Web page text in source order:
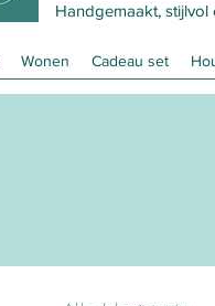
Handgemaakt, stijlvol
Wonen Cadeau set